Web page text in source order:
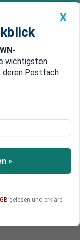
Premium
China
ist seit
hat der neue
sehr enges
hielt die US-
nützlich
X
wichtigsten
deren Postfach
»
gelesen und erkläre